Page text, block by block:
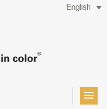
English